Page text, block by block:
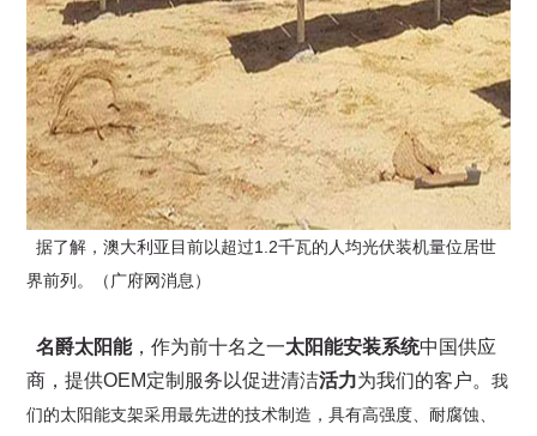
据了解，澳大利亚目前以超过1.2千瓦的人均光伏装机量位居世
界前列。（广府网消息）
名爵太阳能，作为前十名之一太阳能安装系统中国供应
商，提供OEM定制服务以促进清洁活力为我们的客户。我
们的太阳能支架采用最先进的技术制造，具有高强度、耐腐蚀、